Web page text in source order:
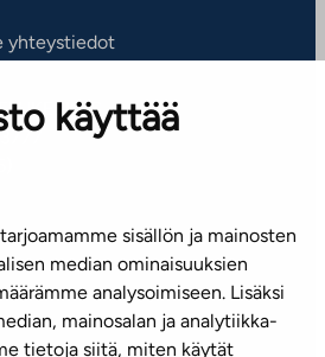
käyttää
sisällön ja mainosten
median ominaisuuksien
analysoimiseen. Lisäksi
mainosalan ja analytiikka-
tietoja siitä, miten käytät
yhteystiedot